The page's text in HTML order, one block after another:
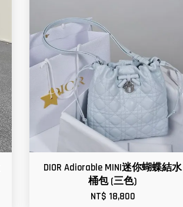
DIOR Adiorable MINI迷你蝴蝶結水
桶包 (三色)
NT$ 18,800